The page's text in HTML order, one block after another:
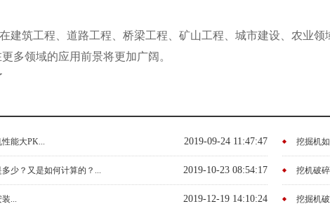
建筑工程、道路工程、桥梁工程、矿山工程、城市建设、农业
多领域的应用前景将更加广阔。
2019-09-24 11:47:47
能大PK... 挖掘机
2019-10-23 08:54:17
少？又是如何计算的？... 挖机破
2019-12-19 14:10:24
... 挖掘机